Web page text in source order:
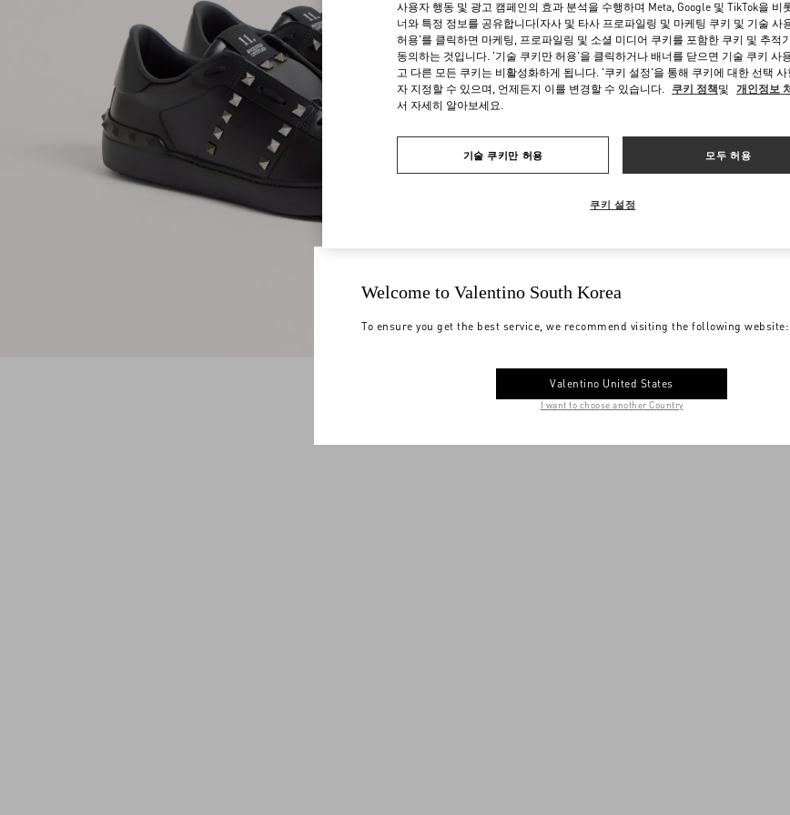
Welcome to Valentino South Korea
To ensure you get the best service, we recommend visiting the following website:
Valentino United States
I want to choose another Country
사용자 행동 및 광고 캠페인의 효과 분석을 수행하며 Meta, Google 및 TikTok을 비
너와 특정 정보를 공유합니다(자사 및 타사 프로파일링 및 마케팅 쿠키 및 기술 사
허용'를 클릭하면 마케팅, 프로파일링 및 소셜 미디어 쿠키를 포함한 쿠키 및 추적
동의하는 것입니다. '기술 쿠키만 허용'을 클릭하거나 배너를 닫으면 기술 쿠키 사
고 다른 모든 쿠키는 비활성화하게 됩니다. '쿠키 설정'을 통해 쿠키에 대한 선택 사
자 지정할 수 있으며, 언제든지 이를 변경할 수 있습니다. 쿠키 정책및 개인정보
서 자세히 알아보세요.
기술 쿠키만 허용 모두 허용
쿠키 설정